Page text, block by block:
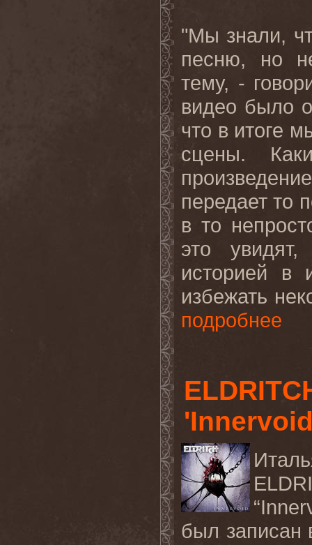
"Мы знали,
песню, но
тему, -
видео было
что в итоге
сцены.
передает то
в то
это
историей в
избежать
подробнее
“
был записан